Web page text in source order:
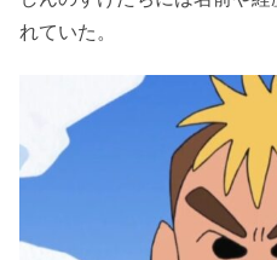
れていた。